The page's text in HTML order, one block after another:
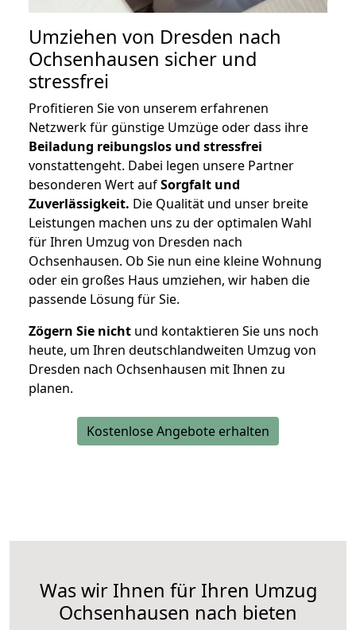
Umziehen von Dresden nach
Ochsenhausen sicher und
stressfrei
Profitieren Sie von unserem erfahrenen
Netzwerk für günstige Umzüge oder dass ihre
Beiladung reibungslos und stressfrei
vonstattengeht. Dabei legen unsere Partner
besonderen Wert aufSorgfalt und
Zuverlässigkeit. Die Qualität und unser breite
Leistungen machen uns zu der optimalen Wahl
für Ihren Umzug von Dresden nach
Ochsenhausen. Ob Sie nun eine kleine Wohnung
oder ein großes Haus umziehen, wir haben die
passende Lösung für Sie.
Zögern Sie nicht und kontaktieren Sie uns noch
heute, um Ihren deutschlandweiten Umzug von
Dresden nach Ochsenhausen mit Ihnen zu
planen.
Kostenlose Angebote erhalten
Was wir Ihnen für Ihren Umzug
Ochsenhausen nach bieten